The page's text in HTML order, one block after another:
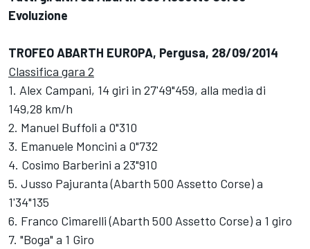
Evoluzione
TROFEO ABARTH EUROPA, Pergusa, 28/09/2014
Classifica gara 2
1. Alex Campani, 14 giri in 27'49"459, alla media di
149,28 km/h
2. Manuel Buffoli a 0"310
3. Emanuele Moncini a 0"732
4. Cosimo Barberini a 23"910
5. Jusso Pajuranta (Abarth 500 Assetto Corse) a
1'34"135
6. Franco Cimarelli (Abarth 500 Assetto Corse) a 1 giro
7. "Boga" a 1 Giro